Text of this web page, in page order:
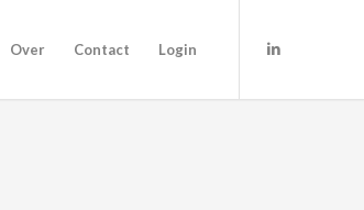
Over Contact Login